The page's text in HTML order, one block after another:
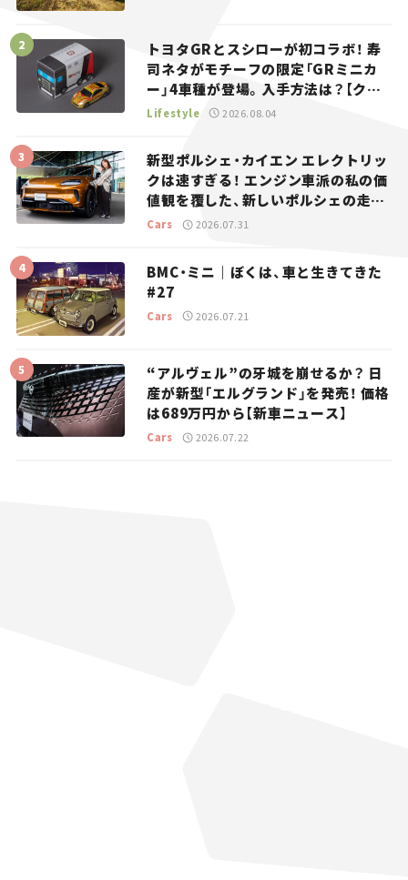
トヨタGRとスシローが初コラボ！ 寿
司ネタがモチーフの限定「GRミニカ
ー」4車種が登場。入手方法は？【クル
マとホビー】
Lifestyle 2026.08.04
新型ポルシェ・カイエン エレクトリッ
クは速すぎる！ エンジン車派の私の価
値観を覆した、新しいポルシェの走
り。
Cars 2026.07.31
BMC・ミニ｜ぼくは、車と生きてきた
#27
Cars 2026.07.21
“アルヴェル”の牙城を崩せるか？ 日
産が新型「エルグランド」を発売！ 価格
は689万円から【新車ニュース】
Cars 2026.07.22